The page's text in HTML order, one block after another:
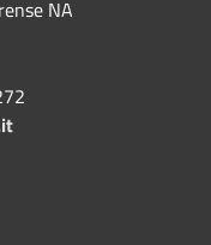
NA